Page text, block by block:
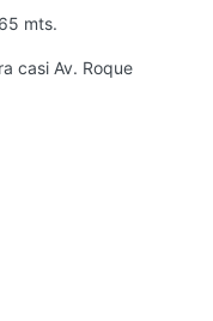
mts.
casi Av. Roque